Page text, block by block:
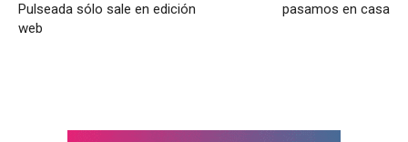
Pulseada sólo sale en edición
web
pasamos en casa